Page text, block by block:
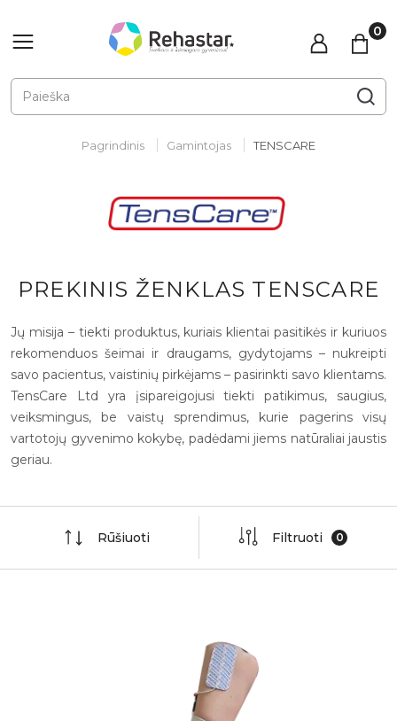
Pagrindinis Gamintojas TENSCARE
PREKINIS ŽENKLAS TENSCARE
Jų misija – tiekti produktus, kuriais klientai pasitikės ir kuriuos
rekomenduos šeimai ir draugams, gydytojams – nukreipti
savo pacientus, vaistinių pirkėjams – pasirinkti savo klientams.
TensCare Ltd yra įsipareigojusi tiekti patikimus, saugius,
veiksmingus, be vaistų sprendimus, kurie pagerins visų
vartotojų gyvenimo kokybę, padėdami jiems natūraliai jaustis
geriau.
Rūšiuoti Filtruoti